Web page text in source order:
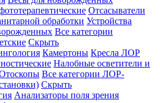
Отсасыватели
обработки Устройства
Все категории
Скрыть
Камертоны Кресла ЛОР
Налобные осветители и
Все категории ЛОР-
Скрыть
Анализаторы поля зрения